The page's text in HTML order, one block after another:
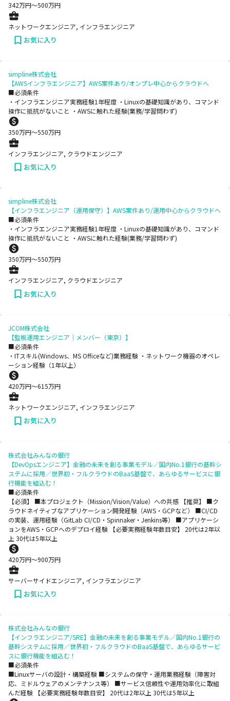
342万円〜500万円
ネットワークエンジニア, インフラエンジニア
お気に入り
simpline株式会社
【AWSインフラエンジニア】AWS案件あり/オンプレ中心からクラウドへ
■必須条件
・インフラエンジニア実務経験1年程度 ・Linuxの基礎知識があり、コマンド
操作に抵抗がないこと ・AWSに触れた経験(業務/学習問わず)
350万円〜550万円
インフラエンジニア, クラウドエンジニア
お気に入り
simpline株式会社
【インフラエンジニア（運用保守）】AWS案件あり/運用中心からクラウドへ
■必須条件
・インフラエンジニア実務経験1年程度 ・Linuxの基礎知識があり、コマンド
操作に抵抗がないこと ・AWSに触れた経験(業務/学習問わず)
350万円〜550万円
インフラエンジニア, クラウドエンジニア
お気に入り
JCOM株式会社
【監視運用エンジニア｜メンバー（東京）】
■必須条件
・ITスキル(Windows、MS Officeなど)業務経験 ・ネットワーク機器のオペレ
ーション経験（1年以上）
420万円〜615万円
ネットワークエンジニア, インフラエンジニア
お気に入り
株式会社みんなの銀行
【DevOpsエンジニア】金融の未来を創る事業モデル／国内No.1銀行の基幹シ
ステムに採用／世界初・フルクラウドのBaaS基盤で、あらゆるサービスに銀
行機能を組込む！
■必須条件
【必須】 ■本プロジェクト（Mission/Vision/Value）への共感 【推奨】 ■ク
ラウドネイティブなアプリケーション開発経験（AWS・GCPなど） ■CI/CD
の実装、運用経験（GitLab CI/CD・Spinnaker・Jenkins等） ■アプリケーシ
ョンをAWS・GCPへのデプロイ経験 【必要実務経験年数目安】 20代は2年以
上 30代は5年以上
420万円〜900万円
サーバーサイドエンジニア, インフラエンジニア
お気に入り
株式会社みんなの銀行
【インフラエンジニア/SRE】金融の未来を創る事業モデル／国内No.1銀行の
基幹システムに採用／世界初・フルクラウドのBaaS基盤で、あらゆるサービ
スに銀行機能を組込む！
■必須条件
■Linuxサーバの設計・構築経験 ■システムの保守・運用業務経験（障害対
応、ミドルウェアのメンテナンス等） ■サービス信頼性や運用効率化に取組
んだ経験 【必要実務経験年数目安】 20代は2年以上 30代は5年以上